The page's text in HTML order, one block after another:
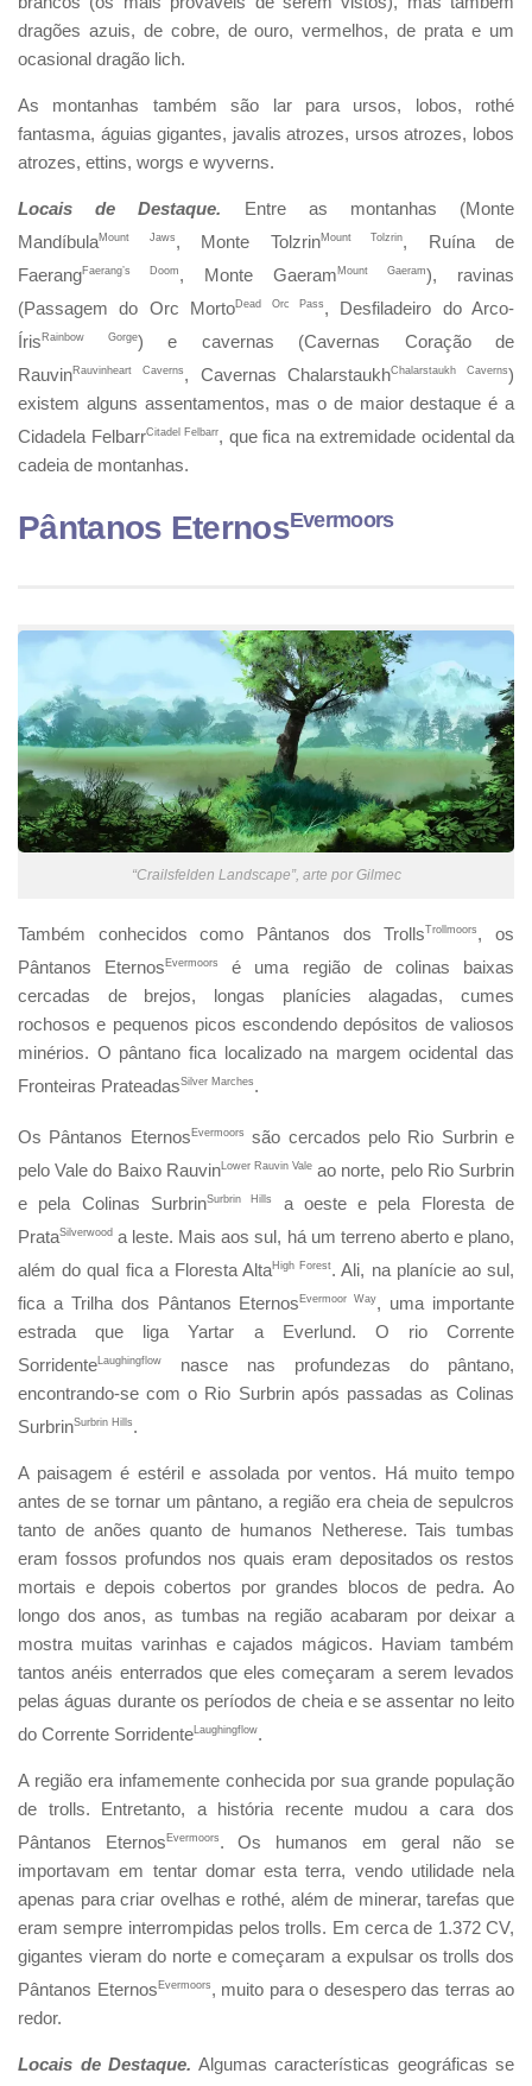
dragões azuis, de cobre, de ouro, vermelhos, de prata e um
ocasional dragão lich.
As montanhas também são lar para ursos, lobos, rothé
fantasma, águias gigantes, javalis atrozes, ursos atrozes, lobos
atrozes, ettins, worgs e wyverns.
Locais de Destaque. Entre as montanhas (Monte
MandíbulaMount Jaws , Monte TolzrinMount Tolzrin, Ruína de
FaerangFaerang’s Doom , Monte Gaeram Mount Gaeram), ravinas
(Passagem do Orc MortoDead Orc Pass , Desfiladeiro do Arco-
Íris Rainbow Gorge) e cavernas (Cavernas Coração de
RauvinRauvinheart Caverns , Cavernas ChalarstaukhChalarstaukh Caverns)
existem alguns assentamentos, mas o de maior destaque é a
Cidadela FelbarrCitadel Felbarr, que fica na extremidade ocidental da
cadeia de montanhas.
Pântanos EternosEvermoors
“Crailsfelden Landscape”, arte por Gilmec
Também conhecidos como Pântanos dos TrollsTrollmoors , os
Pântanos EternosEvermoors
é uma região de colinas baixas
cercadas de brejos, longas planícies alagadas, cumes
rochosos e pequenos picos escondendo depósitos de valiosos
minérios. O pântano fica localizado na margem ocidental das
Fronteiras PrateadasSilver Marches .
Os Pântanos Eternos Evermoors
são cercados pelo Rio Surbrin e
pelo Vale do Baixo RauvinLower Rauvin Vale ao norte, pelo Rio Surbrin
e pela Colinas SurbrinSurbrin Hills
a oeste e pela Floresta de
PrataSilverwood a leste. Mais aos sul, há um terreno aberto e plano,
além do qual fica a Floresta AltaHigh Forest. Ali, na planície ao sul,
fica a Trilha dos Pântanos EternosEvermoor Way, uma importante
estrada que liga Yartar a Everlund. O rio Corrente
SorridenteLaughingflow
nasce nas profundezas do pântano,
encontrando-se com o Rio Surbrin após passadas as Colinas
SurbrinSurbrin Hills .
A paisagem é estéril e assolada por ventos. Há muito tempo
antes de se tornar um pântano, a região era cheia de sepulcros
tanto de anões quanto de humanos Netherese. Tais tumbas
eram fossos profundos nos quais eram depositados os restos
mortais e depois cobertos por grandes blocos de pedra. Ao
longo dos anos, as tumbas na região acabaram por deixar a
mostra muitas varinhas e cajados mágicos. Haviam também
tantos anéis enterrados que eles começaram a serem levados
pelas águas durante os períodos de cheia e se assentar no leito
do Corrente SorridenteLaughingflow.
A região era infamemente conhecida por sua grande população
de trolls. Entretanto, a história recente mudou a cara dos
Pântanos Eternos Evermoors . Os humanos em geral não se
importavam em tentar domar esta terra, vendo utilidade nela
apenas para criar ovelhas e rothé, além de minerar, tarefas que
eram sempre interrompidas pelos trolls. Em cerca de 1.372 CV,
gigantes vieram do norte e começaram a expulsar os trolls dos
Pântanos Eternos Evermoors , muito para o desespero das terras ao
redor.
Locais de Destaque. Algumas características geográficas se